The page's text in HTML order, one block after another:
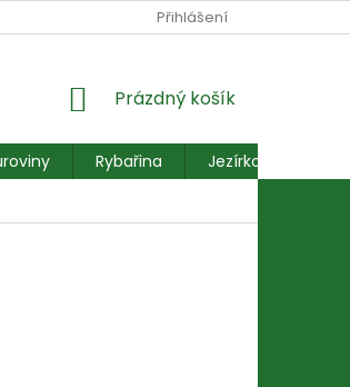
REKLAMACE FORMULÁŘ
Přihlášení
NÁKUPNÍ
Prázdný košík
Rybařina
Jezírkové ryby